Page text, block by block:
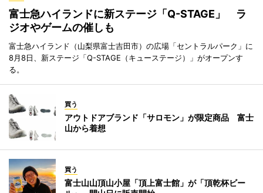
富士急ハイランドに新ステージ「Q-STAGE」 ラ
ジオやゲームの催しも
富士急ハイランド（山梨県富士吉田市）の広場「セントラルパーク」に
8月8日、新ステージ「Q-STAGE（キューステージ）」がオープンす
る。
買う
アウトドアブランド「サロモン」が限定商品 富士
山から着想
買う
富士山山頂山小屋「頂上富士館」が「頂乾杯ビー